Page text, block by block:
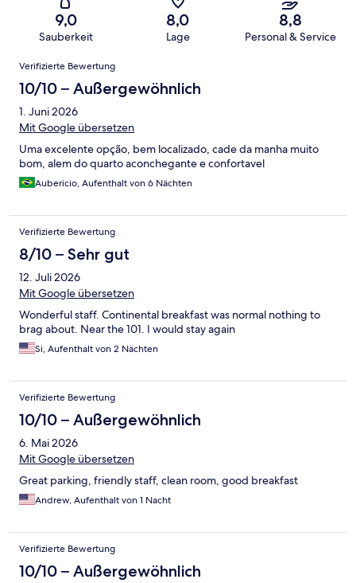
9,0
Sauberkeit
8,0
Lage
8,8
Personal & Service
Bewertungen
Verifizierte Bewertung
10/10 – Außergewöhnlich
1. Juni 2026
Mit Google übersetzen
Uma excelente opção, bem localizado, cade da manha muito
bom, alem do quarto aconchegante e confortavel
Aubericio, Aufenthalt von 6 Nächten
Verifizierte Bewertung
8/10 – Sehr gut
12. Juli 2026
Mit Google übersetzen
Wonderful staff. Continental breakfast was normal nothing to
brag about. Near the 101. I would stay again
Si, Aufenthalt von 2 Nächten
Verifizierte Bewertung
10/10 – Außergewöhnlich
6. Mai 2026
Mit Google übersetzen
Great parking, friendly staff, clean room, good breakfast
Andrew, Aufenthalt von 1 Nacht
Verifizierte Bewertung
10/10 – Außergewöhnlich